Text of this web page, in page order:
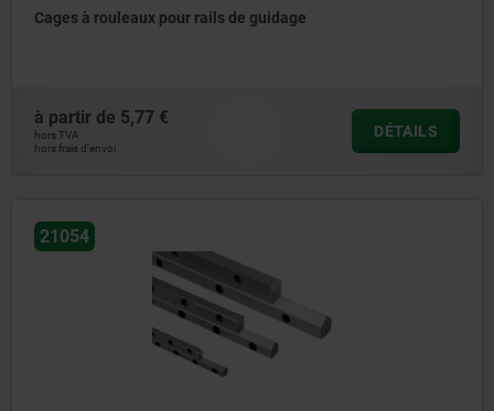
Cages à rouleaux pour rails de guidage
à partir de 5,77 €
hors TVA
hors frais d’envoi
DÉTAILS
21054